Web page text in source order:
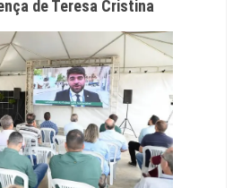
de Teresa Cristina